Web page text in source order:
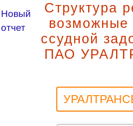
Новый
отчет
Структура
возможные
ссудной
ПАО